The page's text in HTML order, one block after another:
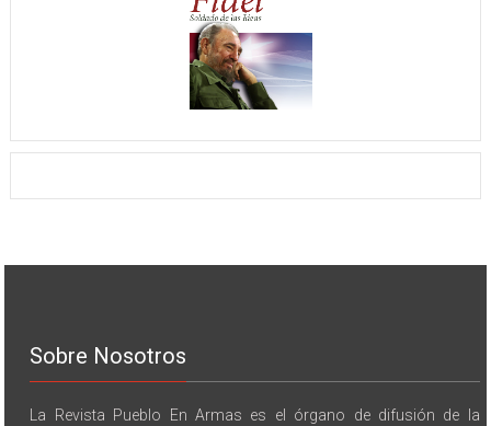
Sobre Nosotros
La Revista Pueblo En Armas es el órgano de difusión de la